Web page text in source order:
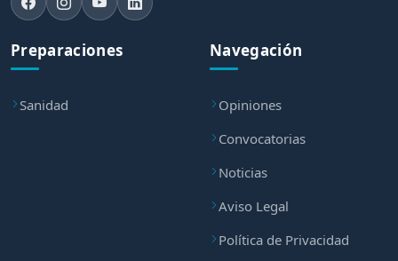
Preparaciones
Sanidad
Navegación
Opiniones
Convocatorias
Noticias
Aviso Legal
Política de Privacidad